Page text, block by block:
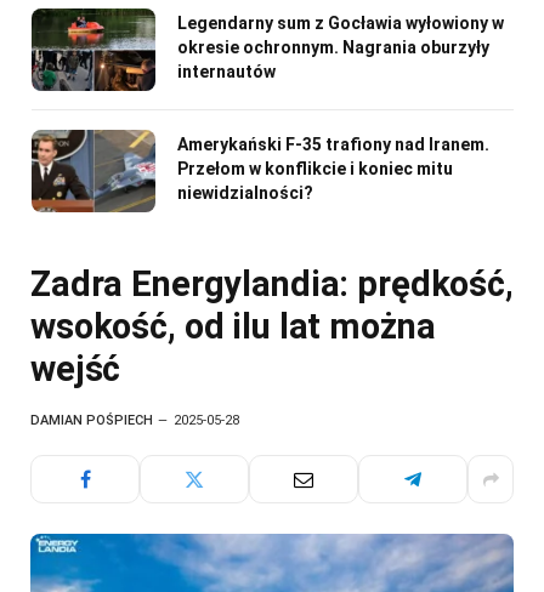
Legendarny sum z Gocławia wyłowiony w
okresie ochronnym. Nagrania oburzyły
internautów
Amerykański F-35 trafiony nad Iranem.
Przełom w konflikcie i koniec mitu
niewidzialności?
Zadra Energylandia: prędkość,
wsokość, od ilu lat można
wejść
DAMIAN POŚPIECH 2025-05-28